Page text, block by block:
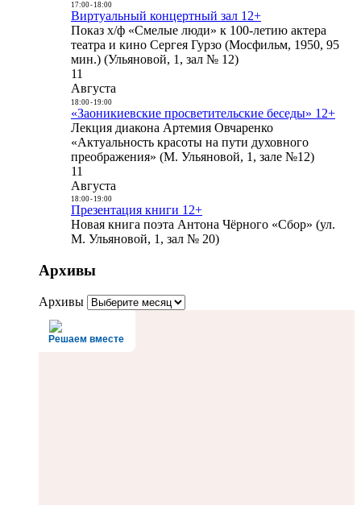
17:00- 18:00
Виртуальный концертный зал 12+
Показ х/ф «Смелые люди» к 100-летию актера
театра и кино Сергея Гурзо (Мосфильм, 1950, 95
мин.) (Ульяновой, 1, зал № 12)
11
Августа
18:00- 19:00
«Заоникиевские просветительские беседы» 12+
Лекция диакона Артемия Овчаренко
«Актуальность красоты на пути духовного
преображения» (М. Ульяновой, 1, зале №12)
11
Августа
18:00- 19:00
Презентация книги 12+
Новая книга поэта Антона Чёрного «Сбор» (ул.
М. Ульяновой, 1, зал № 20)
Архивы
Архивы
Решаем вместе